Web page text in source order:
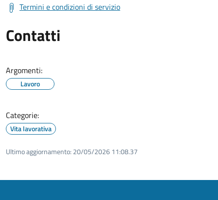
Termini e condizioni di servizio
Contatti
Argomenti:
Lavoro
Categorie:
Vita lavorativa
Ultimo aggiornamento: 20/05/2026 11:08.37